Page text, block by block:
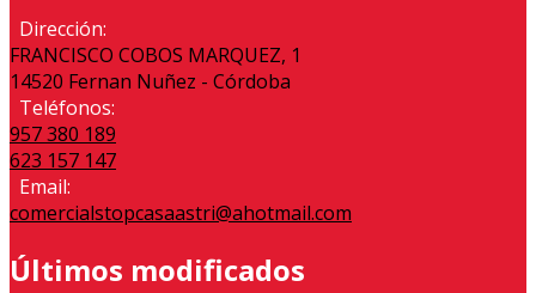
Dirección:
FRANCISCO COBOS MARQUEZ, 1
14520 Fernan Nuñez - Córdoba
Teléfonos:
957 380 189
623 157 147
Email:
comercialstopcasaastri@ahotmail.com
Últimos modificados